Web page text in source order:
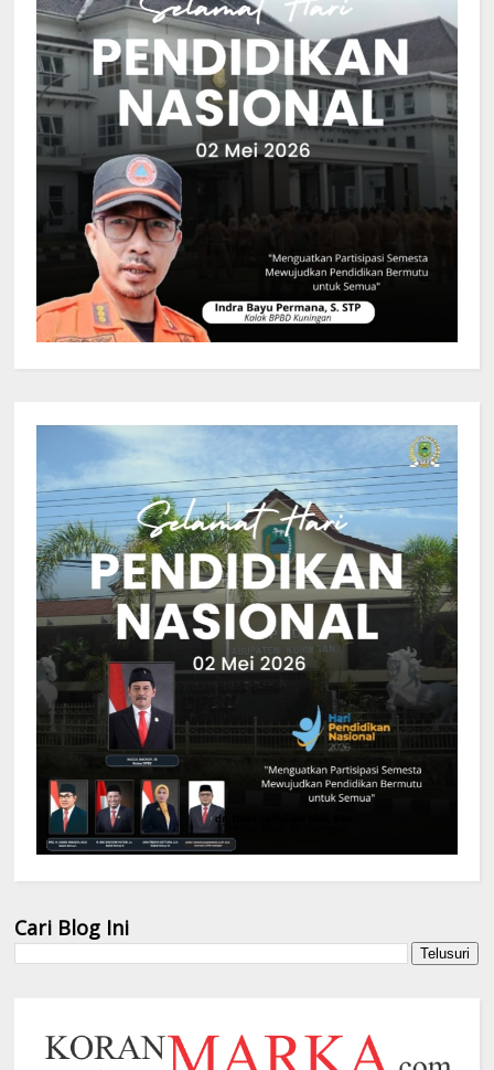
Cari Blog Ini